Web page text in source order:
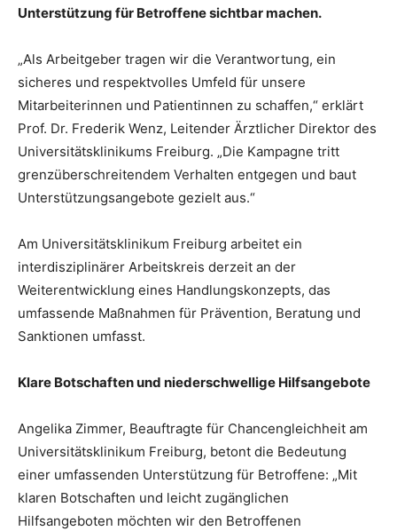
Unterstützung für Betroffene sichtbar machen.
„Als Arbeitgeber tragen wir die Verantwortung, ein
sicheres und respektvolles Umfeld für unsere
Mitarbeiterinnen und Patientinnen zu schaffen,“ erklärt
Prof. Dr. Frederik Wenz, Leitender Ärztlicher Direktor des
Universitätsklinikums Freiburg. „Die Kampagne tritt
grenzüberschreitendem Verhalten entgegen und baut
Unterstützungsangebote gezielt aus.“
Am Universitätsklinikum Freiburg arbeitet ein
interdisziplinärer Arbeitskreis derzeit an der
Weiterentwicklung eines Handlungskonzepts, das
umfassende Maßnahmen für Prävention, Beratung und
Sanktionen umfasst.
Klare Botschaften und niederschwellige Hilfsangebote
Angelika Zimmer, Beauftragte für Chancengleichheit am
Universitätsklinikum Freiburg, betont die Bedeutung
einer umfassenden Unterstützung für Betroffene: „Mit
klaren Botschaften und leicht zugänglichen
Hilfsangeboten möchten wir den Betroffenen